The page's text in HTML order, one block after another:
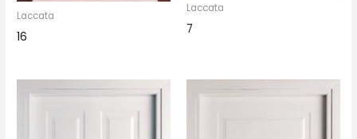
Laccata
16
Laccata
7